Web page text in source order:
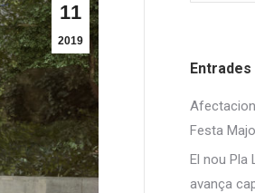
11
2019
Festa
El nou Pla
avança